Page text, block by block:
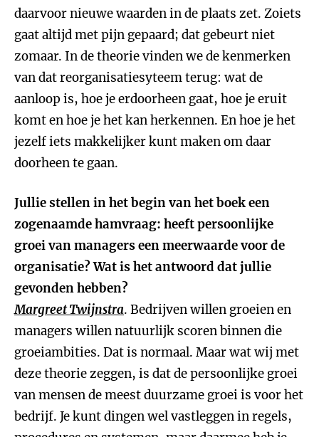
daarvoor nieuwe waarden in de plaats zet. Zoiets
gaat altijd met pijn gepaard; dat gebeurt niet
zomaar. In de theorie vinden we de kenmerken
van dat reorganisatiesyteem terug: wat de
aanloop is, hoe je erdoorheen gaat, hoe je eruit
komt en hoe je het kan herkennen. En hoe je het
jezelf iets makkelijker kunt maken om daar
doorheen te gaan.
Jullie stellen in het begin van het boek een
zogenaamde hamvraag: heeft persoonlijke
groei van managers een meerwaarde voor de
organisatie? Wat is het antwoord dat jullie
gevonden hebben?
Margreet Twijnstra. Bedrijven willen groeien en
managers willen natuurlijk scoren binnen die
groeiambities. Dat is normaal. Maar wat wij met
deze theorie zeggen, is dat de persoonlijke groei
van mensen de meest duurzame groei is voor het
bedrijf. Je kunt dingen wel vastleggen in regels,